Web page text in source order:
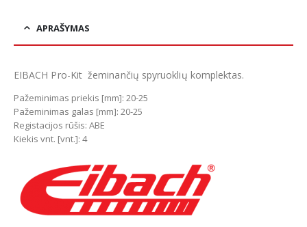
APRAŠYMAS
EIBACH Pro-Kit žeminančių spyruoklių komplektas.
Pažeminimas priekis [mm]: 20-25
Pažeminimas galas [mm]: 20-25
Registacijos rūšis: ABE
Kiekis vnt. [vnt.]: 4